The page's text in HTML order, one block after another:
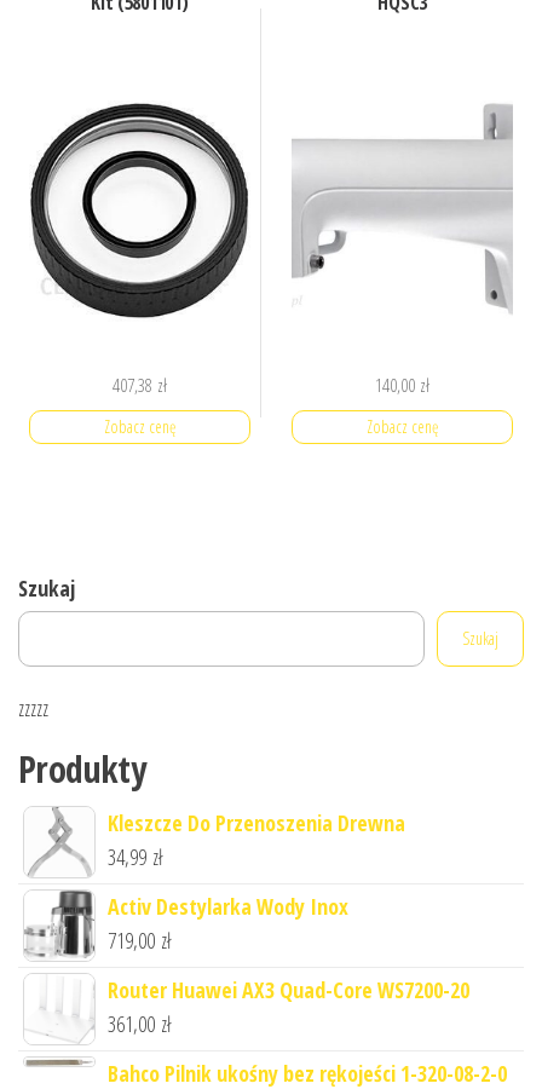
407,38 zł
Zobacz cenę
140,00 zł
Zobacz cenę
Szukaj
Szukaj
zzzzz
Produkty
Kleszcze Do Przenoszenia Drewna
34,99 zł
Activ Destylarka Wody Inox
719,00 zł
Router Huawei AX3 Quad-Core WS7200-20
361,00 zł
Bahco Pilnik ukośny bez rękojeści 1-320-08-2-0